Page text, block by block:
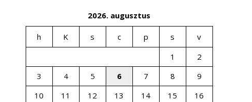
2026. augusztus
h K s c p s
v
1
2
3
4 5 6 7 8
9
10
11 12 13 14 15
16